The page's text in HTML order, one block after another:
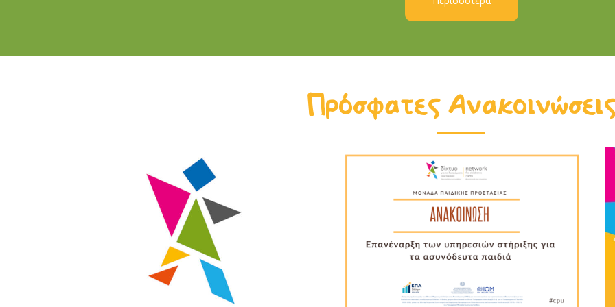
Πρόσφατες